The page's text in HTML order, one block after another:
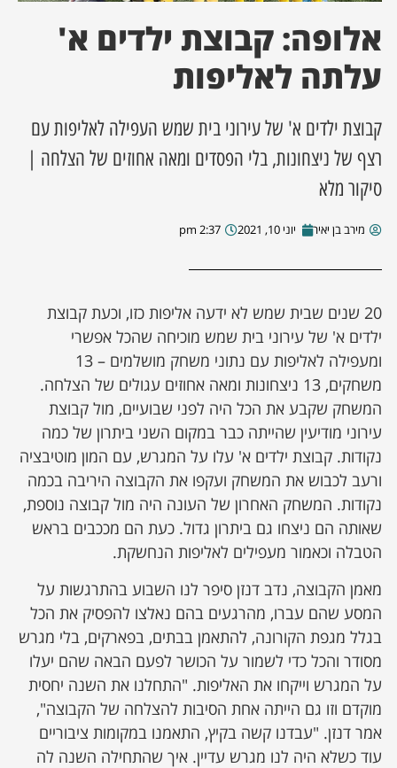
מסע מלחמה
השבוע
מקומית
עסקים
אלופה: קבוצת ילדים א'
עלתה לאליפות
קבוצת ילדים א' של עירוני בית שמש העפילה לאליפות עם
רצף של ניצחונות, בלי הפסדים ומאה אחוזים של הצלחה |
סיקור מלא
מירב בן יאיר יוני 10, 2021 2:37 pm
20 שנים שבית שמש לא ידעה אליפות כזו, וכעת קבוצת
ילדים א' של עירוני בית שמש מוכיחה שהכל אפשרי
ומעפילה לאליפות עם נתוני משחק מושלמים – 13
משחקים, 13 ניצחונות ומאה אחוזים עגולים של הצלחה.
המשחק שקבע את הכל היה לפני שבועיים, מול קבוצת
עירוני מודיעין שהייתה כבר במקום השני ביתרון של כמה
נקודות. קבוצת ילדים א' עלו על המגרש, עם המון מוטיבציה
ורעב לכבוש את המשחק ועקפו את הקבוצה היריבה בכמה
נקודות. המשחק האחרון של העונה היה מול קבוצה נוספת,
שאותה הם ניצחו גם ביתרון גדול. כעת הם מככבים בראש
הטבלה וכאמור מעפילים לאליפות הנחשקת.
מאמן הקבוצה, נדב דנזן סיפר לנו השבוע בהתרגשות על
המסע שהם עברו, מהרגעים בהם נאלצו להפסיק את הכל
בגלל מגפת הקורונה, להתאמן בבתים, בפארקים, בלי מגרש
מסודר והכל כדי לשמור על הכושר לפעם הבאה שהם יעלו
על המגרש וייקחו את האליפות. "התחלנו את השנה יחסית
מוקדם וזו גם הייתה אחת הסיבות להצלחה של הקבוצה",
אמר דנזן. "עבדנו קשה בקיץ, התאמנו במקומות ציבוריים
עוד כשלא היה לנו מגרש עדיין. איך שהתחילה השנה לה